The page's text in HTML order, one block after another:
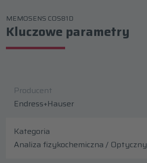
MEMOSENS COS81D
Kluczowe parametry
Producent
Endress+Hauser
Kategoria
Analiza fizykochemiczna / Optyczny